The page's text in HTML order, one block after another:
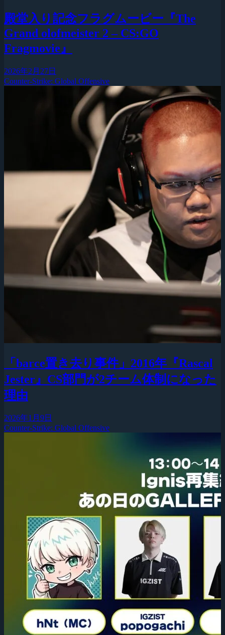
殿堂入り記念フラグムービー『The
Grand olofmeister 2 – CS:GO
Fragmovie』
2026年2月27日
Counter-Strike: Global Offensive
「barce置き去り事件」2016年『Rascal
Jester』CS部門が2チーム体制になった
理由
2026年1月9日
Counter-Strike: Global Offensive